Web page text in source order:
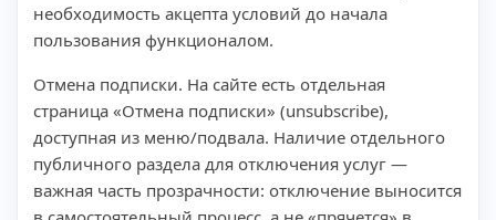
необходимость акцепта условий до начала
пользования функционалом.
Отмена подписки. На сайте есть отдельная
страница «Отмена подписки» (unsubscribe),
доступная из меню/подвала. Наличие отдельного
публичного раздела для отключения услуг —
важная часть прозрачности: отключение выносится